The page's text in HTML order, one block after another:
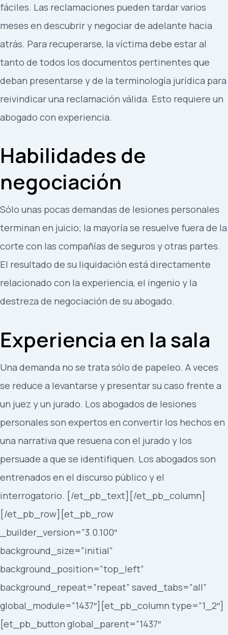
fáciles. Las reclamaciones pueden tardar varios
meses en descubrir y negociar de adelante hacia
atrás. Para recuperarse, la víctima debe estar al
tanto de todos los documentos pertinentes que
deban presentarse y de la terminología jurídica para
reivindicar una reclamación válida. Esto requiere un
abogado con experiencia.
Habilidades de
negociación
Sólo unas pocas demandas de lesiones personales
terminan en juicio; la mayoría se resuelve fuera de la
corte con las compañías de seguros y otras partes.
El resultado de su liquidación está directamente
relacionado con la experiencia, el ingenio y la
destreza de negociación de su abogado.
Experiencia en la sala
Una demanda no se trata sólo de papeleo. A veces
se reduce a levantarse y presentar su caso frente a
un juez y un jurado. Los abogados de lesiones
personales son expertos en convertir los hechos en
una narrativa que resuena con el jurado y los
persuade a que se identifiquen. Los abogados son
entrenados en el discurso público y el
interrogatorio. [/et_pb_text][/et_pb_column]
[/et_pb_row][et_pb_row
_builder_version=”3.0.100″
background_size=”initial”
background_position=”top_left”
background_repeat=”repeat” saved_tabs=”all”
global_module=”1437″][et_pb_column type=”1_2″]
[et_pb_button global_parent=”1437″